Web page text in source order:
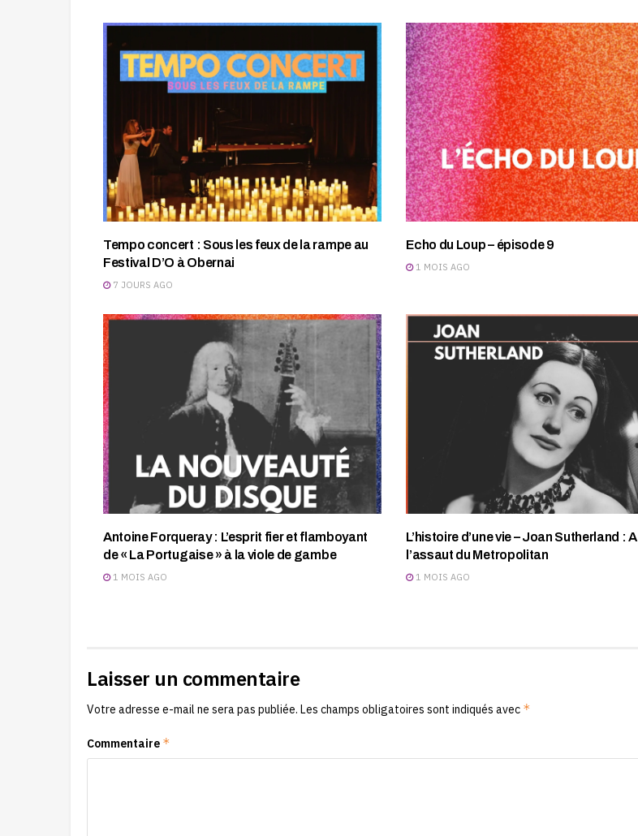
Tempo concert : Sous les feux de la rampe au
Festival D’O à Obernai
7 JOURS AGO
Echo du Loup – épisode 9
1 MOIS AGO
Antoine Forqueray : L’esprit fier et flamboyant
de « La Portugaise » à la viole de gambe
1 MOIS AGO
L’histoire d’une vie – Joan Sutherland : A
l’assaut du Metropolitan
1 MOIS AGO
Laisser un commentaire
Votre adresse e-mail ne sera pas publiée. Les champs obligatoires sont indiqués avec *
Commentaire *